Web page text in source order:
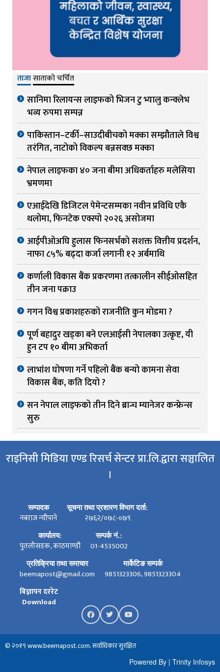
ताजासाताको चर्चित
सानिमा रिलायन्स लाइफको भिजन टु भ्यालु कन्क्लेभ
भव्य रुपमा सम्पन्न
पाकिस्तान–टर्की–साउदीबीचको मक्का सम्झौताले विश्व
तरंगित, नाटोको विकल्प बन्नसक्छ मक्का
नेपाल लाइफका ४० जना बीमा अधिकर्ताहरु मलेसिया
भ्रमणमा
एआईदेखि डिजिटल पेमेन्टसम्मका नवीन प्रविधि एकै
थलोमा, फिनटेक एक्स्पो २०२६ असोजमा
आईपीओअघि हुलास फिनसर्भको सशक्त वित्तीय प्रदर्शन,
नाफा ८५% बढ्दा कर्जा लगानी १२ अर्बमाथि
कर्णाली विकास बैंक प्रकरणमा तत्कालीन सीईओसहित
तीन जना पक्राउ
गगन विश्व प्रकाशहरुको राजनीति कुन मोडमा ?
पूर्ण बहादुर खड्का बने एलआईसी नेपालका उत्कृष्ट, यी
हुन टप १० बीमा अभिकर्ता
लाभांश घोषणा गर्ने पहिलो बैंक बन्यो कामना सेवा
विकास बैंक, कति दियो ?
सन नेपाल लाइफको तीन दिने ब्रान्च म्यानेजर कन्फ्रेन्स
सुरु
राइनिसी मिडिया एण्ड रिसर्च सेन्टर प्रा.लि.द्वारा सञ्चालित
।
सम्पादक
नबराज न्यौपाने
सूचना तथा प्रशारण विभाग दर्ता:
२७६२/०७८-०७९
कार्यालय:
पुतलीसडक, काठमाण्डौ
सम्पर्क नं.:
01-4535002
प्रतिक्रिया तथा समाचार
beemapost@gmail.com
मार्केटिङ सम्पर्क
9851323306, 9851323304
बिज्ञापन दररेट
Download
© २०१९ www.beemapost.com. सर्वाधिकार सुरक्षित
Powered By | Trinity Infosys